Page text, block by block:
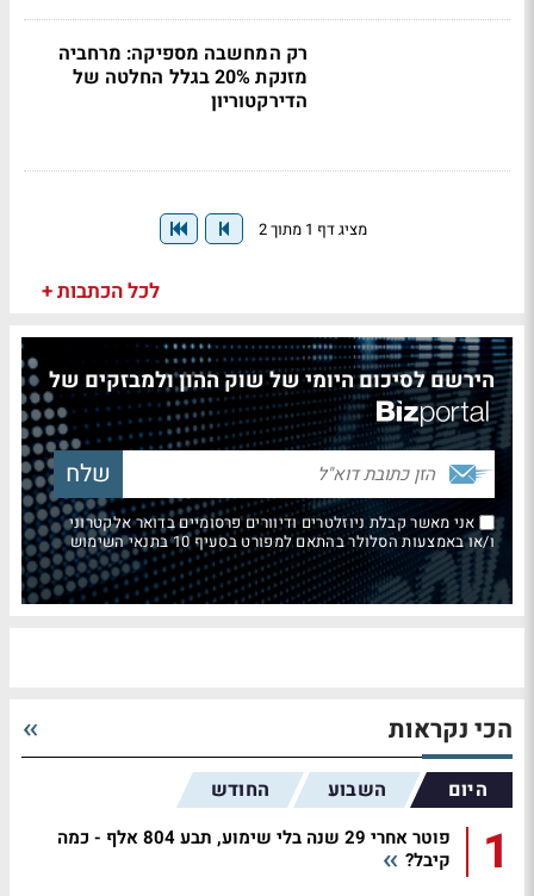
רק המחשבה מספיקה: מרחביה
מזנקת 20% בגלל החלטה של
הדירקטוריון
מציג דף 1 מתוך 2
לכל הכתבות +
הירשם לסיכום היומי של שוק ההון ולמבזקים של
אני מאשר קבלת ניוזלטרים ודיוורים פרסומיים בדואר אלקטרוני
ו/או באמצעות הסלולר בהתאם למפורט בסעיף 10 בתנאי השימוש
הכי נקראות
היום השבוע החודש
1
פוטר אחרי 29 שנה בלי שימוע, תבע 804 אלף - כמה
קיבל?